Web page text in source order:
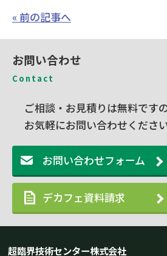
« 前の記事へ
お問い合わせ
Contact
ご相談・お見積りは無料です
お気軽にお問い合わせください
お問い合わせフォーム
デカフェ資料請求
超臨界技術センター株式会社